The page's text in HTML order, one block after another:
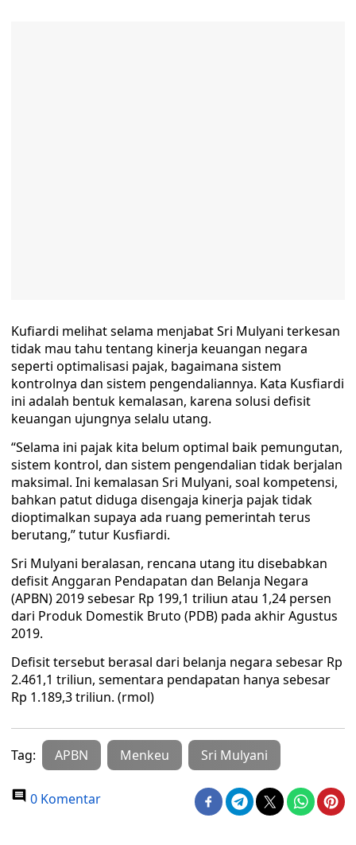
Kufiardi melihat selama menjabat Sri Mulyani terkesan
tidak mau tahu tentang kinerja keuangan negara
seperti optimalisasi pajak, bagaimana sistem
kontrolnya dan sistem pengendaliannya. Kata Kusfiardi
ini adalah bentuk kemalasan, karena solusi defisit
keuangan ujungnya selalu utang.
“Selama ini pajak kita belum optimal baik pemungutan,
sistem kontrol, dan sistem pengendalian tidak berjalan
maksimal. Ini kemalasan Sri Mulyani, soal kompetensi,
bahkan patut diduga disengaja kinerja pajak tidak
dioptimalkan supaya ada ruang pemerintah terus
berutang,” tutur Kusfiardi.
Sri Mulyani beralasan, rencana utang itu disebabkan
defisit Anggaran Pendapatan dan Belanja Negara
(APBN) 2019 sebesar Rp 199,1 triliun atau 1,24 persen
dari Produk Domestik Bruto (PDB) pada akhir Agustus
2019.
Defisit tersebut berasal dari belanja negara sebesar Rp
2.461,1 triliun, sementara pendapatan hanya sebesar
Rp 1.189,3 triliun. (rmol)
Tag: APBN Menkeu Sri Mulyani
0 Komentar